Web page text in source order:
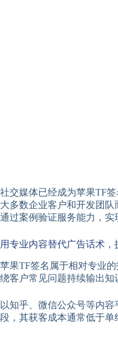
社交媒体已经成为苹果TF
大多数企业客户和开发团
通过案例验证服务能力，实
用专业内容替代广告话术，
苹果TF签名属于相对专业
绕客户常见问题持续输出知
以知乎、微信公众号等内
段，其获客成本通常低于单